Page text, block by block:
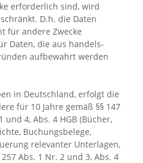
erforderlich sind, wird
D.h. die Daten
für andere Zwecke
Daten, die aus handels-
aufbewahrt werden
in Deutschland, erfolgt die
für 10 Jahre gemäß §§ 147
und 4, Abs. 4 HGB (Bücher,
Buchungsbelege,
relevanter Unterlagen,
Abs. 1 Nr. 2 und 3, Abs. 4